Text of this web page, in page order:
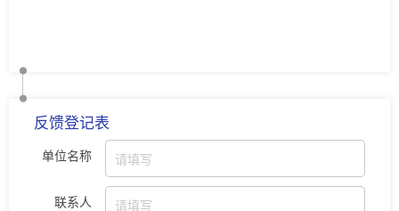
反馈登记表
单位名称
联系人